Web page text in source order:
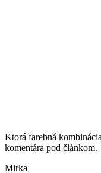
Ktorá farebná
komentára pod článkom.
Mirka